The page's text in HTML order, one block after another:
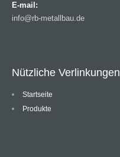
E-mail:
info@rb-metallbau.de
Nützliche Verlinkungen
Startseite
Produkte